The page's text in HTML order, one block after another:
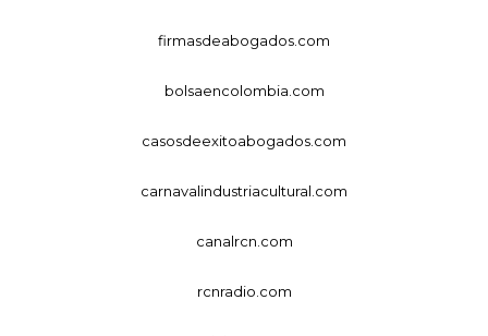
firmasdeabogados.com
bolsaencolombia.com
casosdeexitoabogados.com
carnavalindustriacultural.com
canalrcn.com
rcnradio.com